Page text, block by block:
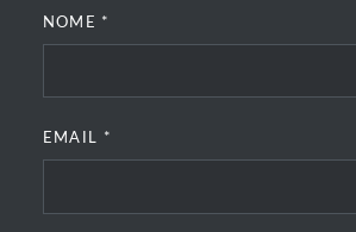
NOME *
EMAIL *